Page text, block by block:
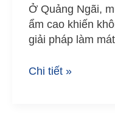
Ở Quảng Ngãi,
ẩm cao khiến
giải pháp làm
Chi tiết »